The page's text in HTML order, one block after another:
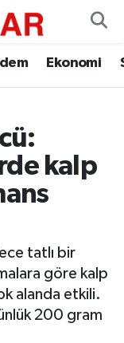
Ekonomi
kalp
tatlı bir
göre kalp
alanda etkili.
200 gram